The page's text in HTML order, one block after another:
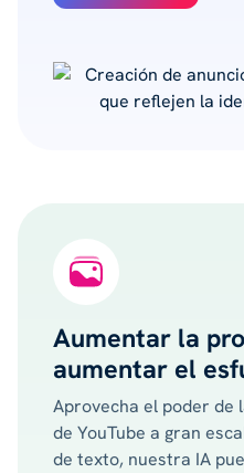
Aumentar la
aumentar el
Aprovecha el poder de
de YouTube a gran
de texto, nuestra IA